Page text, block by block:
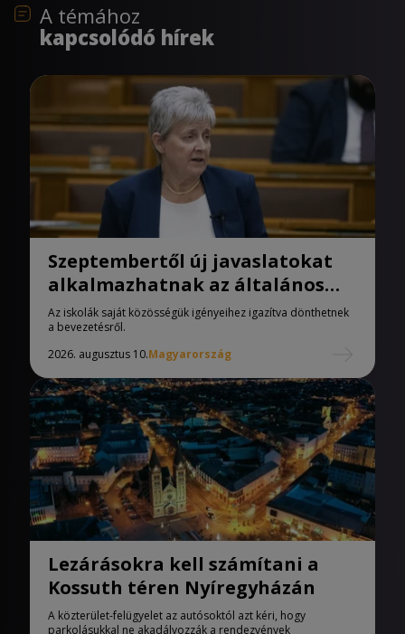
A témához
kapcsolódó hírek
Szeptembertől új javaslatokat
alkalmazhatnak az általános
iskolák
Az iskolák saját közösségük igényeihez igazítva dönthetnek
a bevezetésről.
2026. augusztus 10.Magyarország
Lezárásokra kell számítani a
Kossuth téren Nyíregyházán
A közterület-felügyelet az autósoktól azt kéri, hogy
parkolásukkal ne akadályozzák a rendezvények